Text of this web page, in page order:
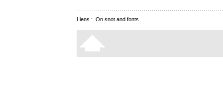
Liens : On snot and fonts